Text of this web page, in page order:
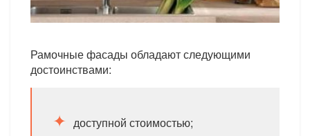
Рамочные фасады обладают следующими
достоинствами:
доступной стоимостью;